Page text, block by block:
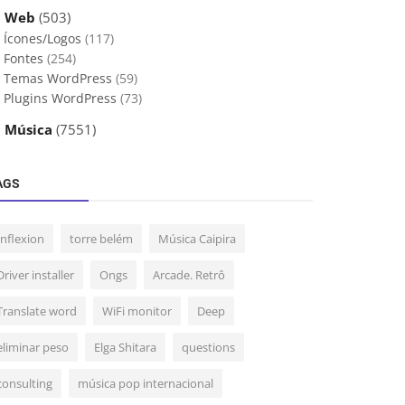
Web (503)
Ícones/Logos (117)
Fontes (254)
Temas WordPress (59)
Plugins WordPress (73)
Música (7551)
torre belém Música Caipira
installer Ongs Arcade. Retrô
word WiFi monitor Deep
peso Elga Shitara questions
música pop internacional